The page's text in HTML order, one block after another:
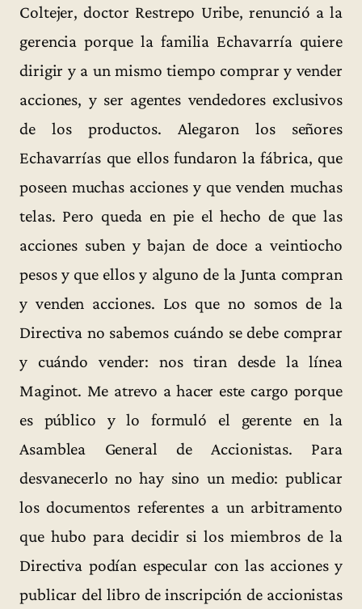
Coltejer, doctor Restrepo Uribe, renunció a la
gerencia porque la familia Echavarría quiere
dirigir y a un mismo tiempo comprar y vender
acciones, y ser agentes vendedores exclusivos
de los productos. Alegaron los señores
Echavarrías que ellos fundaron la fábrica, que
poseen muchas acciones y que venden muchas
telas. Pero queda en pie el hecho de que las
acciones suben y bajan de doce a veintiocho
pesos y que ellos y alguno de la Junta compran
y venden acciones. Los que no somos de la
Directiva no sabemos cuándo se debe comprar
y cuándo vender: nos tiran desde la línea
Maginot. Me atrevo a hacer este cargo porque
es público y lo formuló el gerente en la
Asamblea General de Accionistas. Para
desvanecerlo no hay sino un medio: publicar
los documentos referentes a un arbitramento
que hubo para decidir si los miembros de la
Directiva podían especular con las acciones y
publicar del libro de inscripción de accionistas